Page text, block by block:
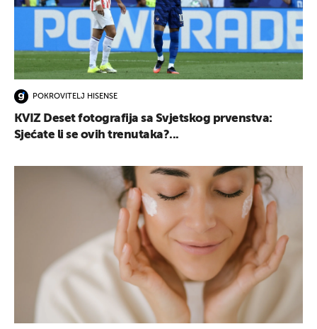
POKROVITELJ HISENSE
KVIZ Deset fotografija sa Svjetskog prvenstva:
Sjećate li se ovih trenutaka?...